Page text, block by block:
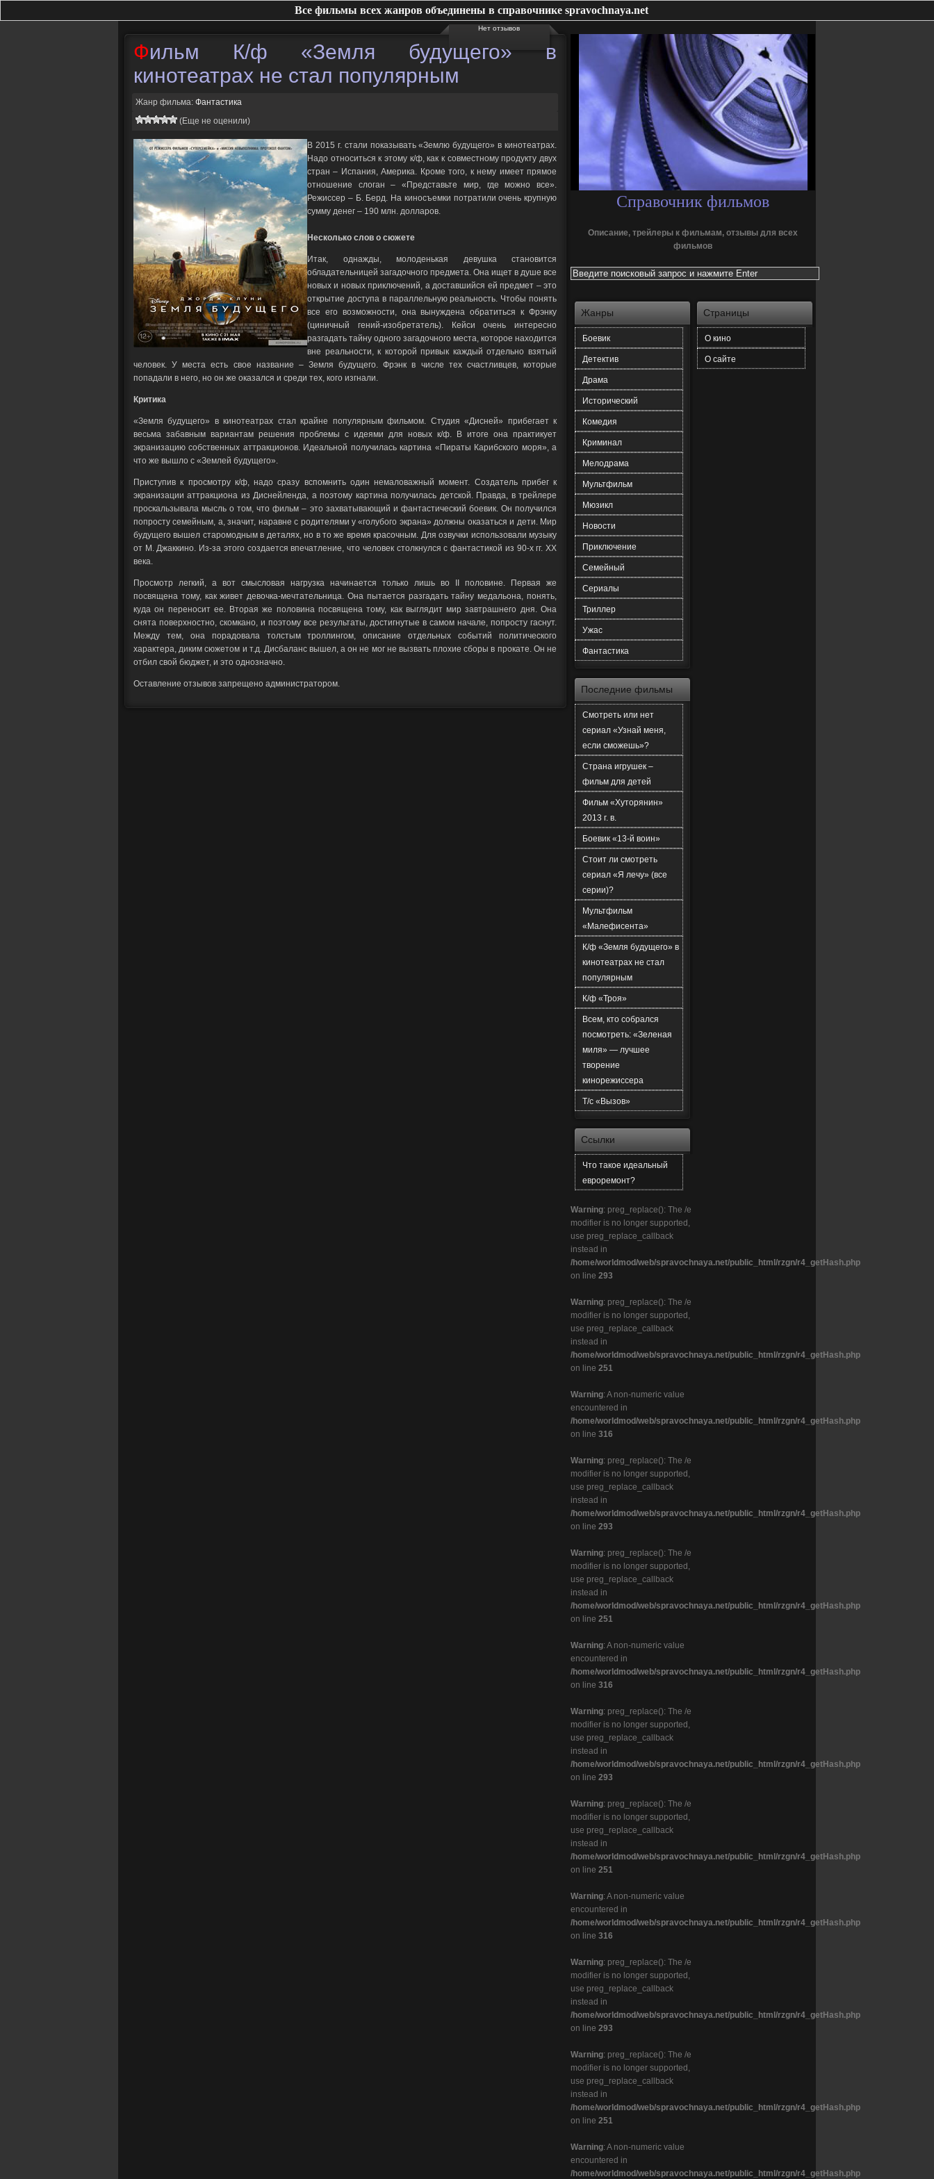
Все фильмы всех жанров объединены в справочнике spravochnaya.net
Нет отзывов
Фильм К/ф «Земля будущего» в
кинотеатрах не стал популярным
Жанр фильма: Фантастика
(Еще не оценили)
В 2015 г. стали показывать «Землю будущего» в кинотеатрах.
Надо относиться к этому к/ф, как к совместному продукту двух
стран – Испания, Америка. Кроме того, к нему имеет прямое
отношение слоган – «Представьте мир, где можно все».
Режиссер – Б. Берд. На киносъемки потратили очень крупную
сумму денег – 190 млн. долларов.
Несколько слов о сюжете
Итак, однажды, молоденькая девушка становится
обладательницей загадочного предмета. Она ищет в душе все
новых и новых приключений, а доставшийся ей предмет – это
открытие доступа в параллельную реальность. Чтобы понять
все его возможности, она вынуждена обратиться к Фрэнку
(циничный гений-изобретатель). Кейси очень интересно
разгадать тайну одного загадочного места, которое находится
вне реальности, к которой привык каждый отдельно взятый
человек. У места есть свое название – Земля будущего. Фрэнк в числе тех счастливцев, которые
попадали в него, но он же оказался и среди тех, кого изгнали.
Критика
«Земля будущего» в кинотеатрах стал крайне популярным фильмом. Студия «Дисней» прибегает к
весьма забавным вариантам решения проблемы с идеями для новых к/ф. В итоге она практикует
экранизацию собственных аттракционов. Идеальной получилась картина «Пираты Карибского моря», а
что же вышло с «Землей будущего».
Приступив к просмотру к/ф, надо сразу вспомнить один немаловажный момент. Создатель прибег к
экранизации аттракциона из Диснейленда, а поэтому картина получилась детской. Правда, в трейлере
проскальзывала мысль о том, что фильм – это захватывающий и фантастический боевик. Он получился
попросту семейным, а, значит, наравне с родителями у «голубого экрана» должны оказаться и дети. Мир
будущего вышел старомодным в деталях, но в то же время красочным. Для озвучки использовали музыку
от М. Джаккино. Из-за этого создается впечатление, что человек столкнулся с фантастикой из 90-х гг. XX
века.
Просмотр легкий, а вот смысловая нагрузка начинается только лишь во II половине. Первая же
посвящена тому, как живет девочка-мечтательница. Она пытается разгадать тайну медальона, понять,
куда он переносит ее. Вторая же половина посвящена тому, как выглядит мир завтрашнего дня. Она
снята поверхностно, скомкано, и поэтому все результаты, достигнутые в самом начале, попросту гаснут.
Между тем, она порадовала толстым троллингом, описание отдельных событий политического
характера, диким сюжетом и т.д. Дисбаланс вышел, а он не мог не вызвать плохие сборы в прокате. Он не
отбил свой бюджет, и это однозначно.
Оставление отзывов запрещено администратором.
Справочник фильмов
Описание, трейлеры к фильмам, отзывы для всех
фильмов
Жанры
Боевик
Детектив
Драма
Исторический
Комедия
Криминал
Мелодрама
Мультфильм
Мюзикл
Новости
Приключение
Семейный
Сериалы
Триллер
Ужас
Фантастика
Последние фильмы
Смотреть или нет
сериал «Узнай меня,
если сможешь»?
Страна игрушек –
фильм для детей
Фильм «Хуторянин»
2013 г. в.
Боевик «13-й воин»
Стоит ли смотреть
сериал «Я лечу» (все
серии)?
Мультфильм
«Малефисента»
К/ф «Земля будущего» в
кинотеатрах не стал
популярным
К/ф «Троя»
Всем, кто собрался
посмотреть: «Зеленая
миля» — лучшее
творение
кинорежиссера
Т/с «Вызов»
Ссылки
Что такое идеальный
евроремонт?
Warning: preg_replace(): The /e
modifier is no longer supported,
use preg_replace_callback
instead in
/home/worldmod/web/spravochnaya.net/public_html/rzgn/r4_getHash.php
on line 293
Warning: preg_replace(): The /e
modifier is no longer supported,
use preg_replace_callback
instead in
/home/worldmod/web/spravochnaya.net/public_html/rzgn/r4_getHash.php
on line 251
Warning: A non-numeric value
encountered in
/home/worldmod/web/spravochnaya.net/public_html/rzgn/r4_getHash.php
on line 316
Warning: preg_replace(): The /e
modifier is no longer supported,
use preg_replace_callback
instead in
/home/worldmod/web/spravochnaya.net/public_html/rzgn/r4_getHash.php
on line 293
Warning: preg_replace(): The /e
modifier is no longer supported,
use preg_replace_callback
instead in
/home/worldmod/web/spravochnaya.net/public_html/rzgn/r4_getHash.php
on line 251
Warning: A non-numeric value
encountered in
/home/worldmod/web/spravochnaya.net/public_html/rzgn/r4_getHash.php
on line 316
Warning: preg_replace(): The /e
modifier is no longer supported,
use preg_replace_callback
instead in
/home/worldmod/web/spravochnaya.net/public_html/rzgn/r4_getHash.php
on line 293
Warning: preg_replace(): The /e
modifier is no longer supported,
use preg_replace_callback
instead in
/home/worldmod/web/spravochnaya.net/public_html/rzgn/r4_getHash.php
on line 251
Warning: A non-numeric value
encountered in
/home/worldmod/web/spravochnaya.net/public_html/rzgn/r4_getHash.php
on line 316
Warning: preg_replace(): The /e
modifier is no longer supported,
use preg_replace_callback
instead in
/home/worldmod/web/spravochnaya.net/public_html/rzgn/r4_getHash.php
on line 293
Warning: preg_replace(): The /e
modifier is no longer supported,
use preg_replace_callback
instead in
/home/worldmod/web/spravochnaya.net/public_html/rzgn/r4_getHash.php
on line 251
Warning: A non-numeric value
encountered in
/home/worldmod/web/spravochnaya.net/public_html/rzgn/r4_getHash.php
Страницы
О кино
О сайте